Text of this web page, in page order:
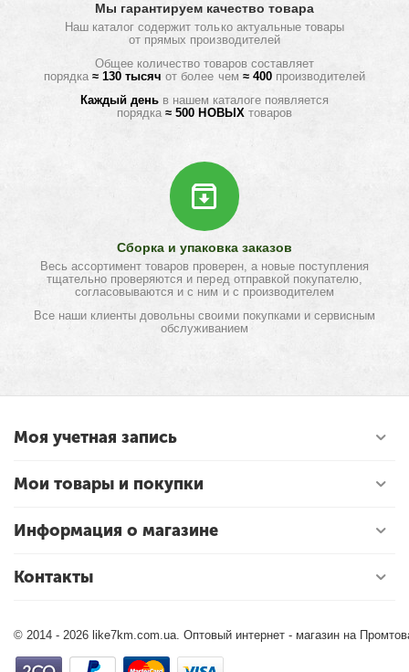
Мы гарантируем качество товара
Наш каталог содержит только актуальные товары
от прямых производителей
Общее количество товаров составляет
порядка≈ 130 тысяч от более чем ≈ 400 производителей
Каждый деньв нашем каталоге появляется
порядка≈ 500 НОВЫХ товаров
Сборка и упаковка заказов
Весь ассортимент товаров проверен, а новые поступления
тщательно проверяются и перед отправкой покупателю,
согласовываются и с ним и с производителем
Все наши клиенты довольны своими покупками и сервисным
обслуживанием
Моя учетная запись
Мои товары и покупки
Информация о магазине
Контакты
© 2014 - 2026 like7km.com.ua. Оптовый интернет - магазин на